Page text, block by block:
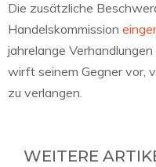
Die zusätzliche
Handelskommission
jahrelange
wirft seinem Gegner vor,
zu verlangen.
WEITERE